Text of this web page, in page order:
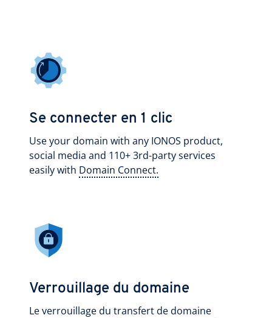
Se connecter en 1 clic
Use your domain with any IONOS product,
social media and 110+ 3rd-party services
easily with Domain Connect.
Verrouillage du domaine
Le verrouillage du transfert de domaine